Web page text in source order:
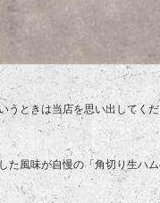
うときは当店を思い出してく
風味が自慢の「角切り生ハ